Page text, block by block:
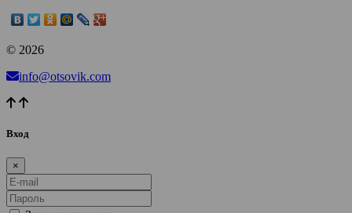
© 2026
info@otsovik.com
Вход
×
E-mail
Пароль